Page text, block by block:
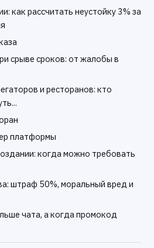
как рассчитать неустойку 3% за
срыве сроков: от жалобы в
и ресторанов: кто
платформы
когда можно требовать
штраф 50%, моральный вред и
чата, а когда промокод